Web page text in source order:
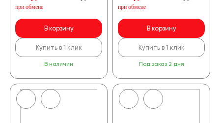
при обмене
В корзину
Купить в 1 клик
В наличии
при обмене
В корзину
Купить в 1 клик
Под заказ 2 дня